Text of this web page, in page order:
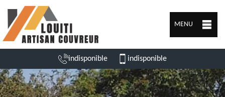
MENU
indisponible indisponible